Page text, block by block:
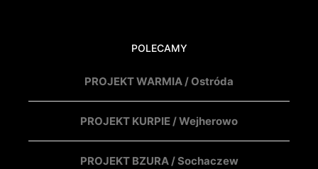
POLECAMY
PROJEKT WARMIA / Ostróda
PROJEKT KURPIE / Wejherowo
PROJEKT BZURA / Sochaczew